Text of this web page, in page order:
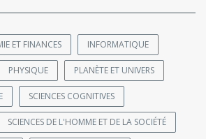
ET FINANCES INFORMATIQUE
PHYSIQUE PLANÈTE ET UNIVERS
SCIENCES COGNITIVES
SCIENCES DE L'HOMME ET DE LA SOCIÉTÉ